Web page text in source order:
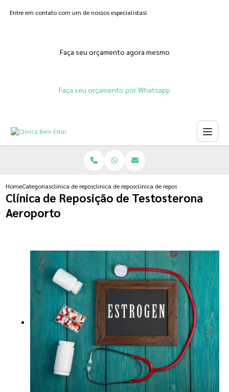
Entre em contato com um de nossos especialistas!
Faça seu orçamento agora mesmo
Faça seu orçamento por Whatsapp
HomeCategoriasclinica de reposicao hormonalclinica de reposicao hormonal feminina natural
clinica de reposicao de
Clínica de Reposição de Testosterona
Aeroporto